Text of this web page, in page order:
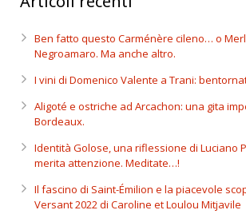
Ben fatto questo Carménère cileno… o
Negroamaro. Ma anche altro.
I vini di Domenico Valente a Trani:
Aligoté e ostriche ad Arcachon: una gita
Bordeaux.
Identità Golose, una riflessione di Luciano
merita attenzione. Meditate…!
Il fascino di Saint-Émilion e la piacevole
Versant 2022 di Caroline et Loulou Mitjavile